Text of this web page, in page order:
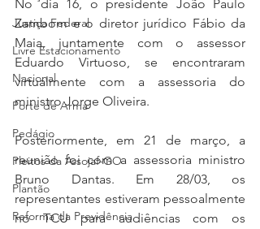
Justiça Federal
Livre Estacionamento
Nacional
Porte de Arma
Pedágio
Pleitos da Assojaf-GO
Plantão
Reforma da Previdência
No dia 16, o presidente João Paulo
Zambom e o diretor jurídico Fábio da
Maia, juntamente com o assessor
Eduardo Virtuoso, se encontraram
virtualmente com a assessoria do
ministro Jorge Oliveira.
Posteriormente, em 21 de março, a
reunião foi com a assessoria ministro
Bruno Dantas. Em 28/03, os
representantes estiveram pessoalmente
no TCU para audiências com os